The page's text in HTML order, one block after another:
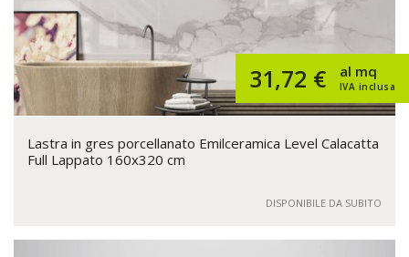
31,72 € IVA inclusa
al mq
Lastra in gres porcellanato Emilceramica Level Calacatta
Full Lappato 160x320 cm
DISPONIBILE DA SUBITO